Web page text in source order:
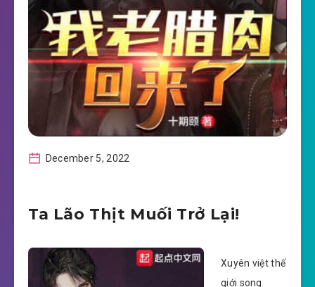
December 5, 2022
Ta Lão Thịt Muối Trở Lại!
Xuyên việt thế
giới song